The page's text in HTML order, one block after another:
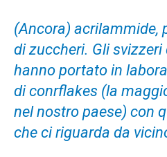
(Ancora) acrilammide,
di zuccheri. Gli
hanno portato in
di conrflakes (la
nel nostro paese) con
che ci riguarda da